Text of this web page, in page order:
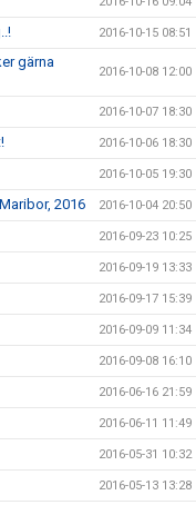
2016-10-15 08:51
gärna
2016-10-08 12:00
2016-10-07 18:30
2016-10-06 18:30
2016-10-05 19:30
2016 2016-10-04 20:50
2016-09-23 10:25
2016-09-19 13:33
2016-09-17 15:39
2016-09-09 11:34
2016-09-08 16:10
2016-06-16 21:59
2016-06-11 11:49
2016-05-31 10:32
2016-05-13 13:28